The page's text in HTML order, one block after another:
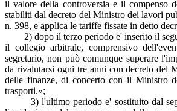
il valore della controversia e il compenso
stabiliti dal decreto del Ministro dei lavori
n. 398, e applica le tariffe fissate in detto
2) dopo il terzo periodo e' inserito il
il collegio arbitrale, comprensivo
segretario, non può comunque superare
da rivalutarsi ogni tre anni con decreto del
delle finanze, di concerto con il Ministro
trasporti.»;
3) l'ultimo periodo e' sostituito dal